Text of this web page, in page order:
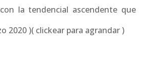
la tendencial ascendente que
2020 )( clickear para agrandar )